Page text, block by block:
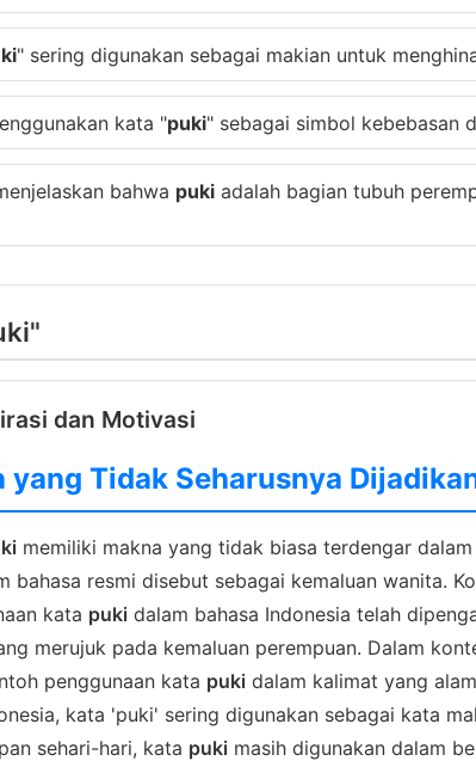
" sering digunakan sebagai makian untuk
kata "puki" sebagai simbol kebebasan
bahwa puki adalah bagian tubuh
dan Motivasi
Tidak Seharusnya
memiliki makna yang tidak biasa terdengar
bahasa resmi disebut sebagai kemaluan wanita.
kata puki dalam bahasa Indonesia telah
merujuk pada kemaluan perempuan. Dalam
penggunaan kata puki dalam kalimat yang
kata 'puki' sering digunakan sebagai kata
sehari-hari, kata puki masih digunakan dalam